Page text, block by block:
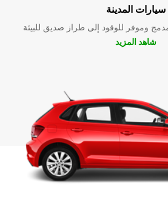
سيارات المدينة
وموفر للوقود إلى طراز صديق للبيئة
شاهد المزيد